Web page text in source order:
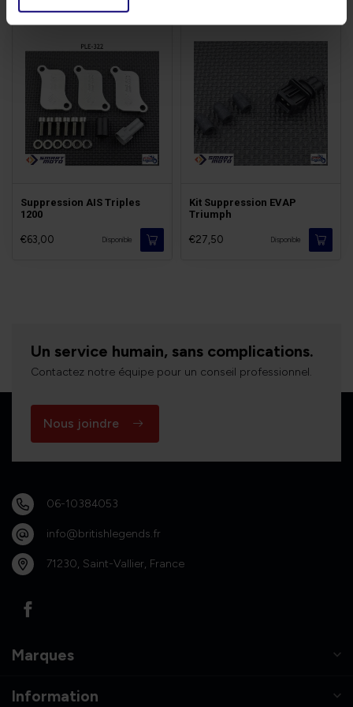
Suppression AIS Triples
1200
€63,00 Disponible
Kit Suppression EVAP
Triumph
€27,50 Disponible
Un service humain, sans complications.
Contactez notre équipe pour un conseil professionnel.
Nous joindre
06-10384053
info@britishlegends.fr
71230, Saint-Vallier, France
Marques
Information